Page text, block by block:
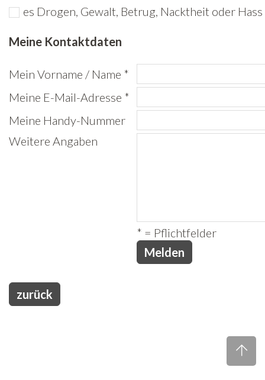
Freiwilligenarbeit
News
es Drogen, Gewalt, Betrug, Nacktheit oder
Meine Kontaktdaten
Mein Vorname / Name *
Meine E-Mail-Adresse *
Meine Handy-Nummer
Weitere Angaben
* = Pflichtfelder
zurück